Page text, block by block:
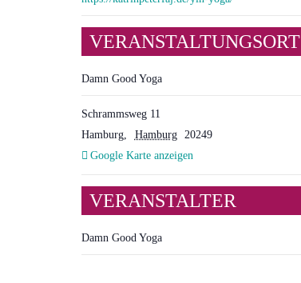
VERANSTALTUNGSORT
Damn Good Yoga
Schrammsweg 11
Hamburg, Hamburg
20249
Google Karte anzeigen
VERANSTALTER
Damn Good Yoga